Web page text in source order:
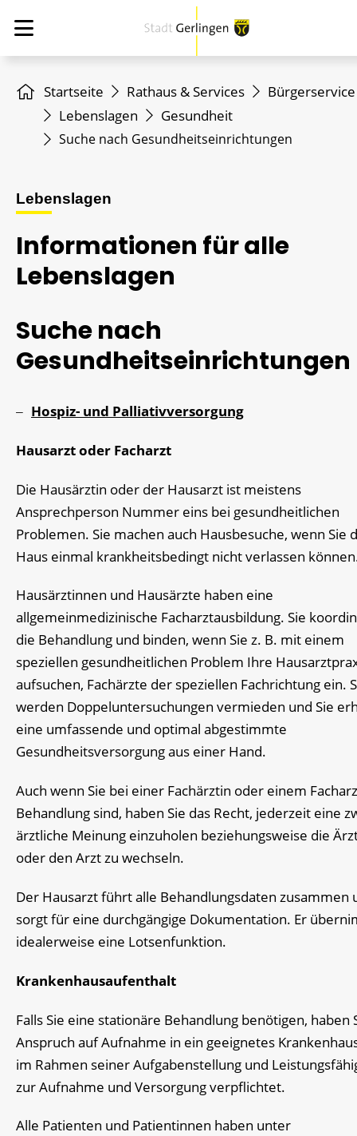
Startseite Rathaus & Services
Bürgerservice
Lebenslagen
Gesundheit
Suche nach Gesundheitseinrichtungen
Lebenslagen
Informationen für alle
Lebenslagen
Suche nach
Gesundheitseinrichtungen
Hospiz- und Palliativversorgung
Hausarzt oder Facharzt
Die Hausärztin oder der Hausarzt ist meistens
Ansprechperson Nummer eins bei gesundheitlichen
Problemen. Sie machen auch Hausbesuche, wenn Sie
Haus einmal krankheitsbedingt nicht verlassen
Hausärztinnen und Hausärzte haben eine
allgemeinmedizinische Facharztausbildung. Sie
die Behandlung und binden, wenn Sie z. B. mit einem
speziellen gesundheitlichen Problem Ihre
aufsuchen, Fachärzte der speziellen Fachrichtung ein.
werden Doppeluntersuchungen vermieden und Sie
eine umfassende und optimal abgestimmte
Gesundheitsversorgung aus einer Hand.
Auch wenn Sie bei einer Fachärztin oder einem
Behandlung sind, haben Sie das Recht, jederzeit eine
ärztliche Meinung einzuholen beziehungsweise die
oder den Arzt zu wechseln.
Der Hausarzt führt alle Behandlungsdaten zusammen
sorgt für eine durchgängige Dokumentation. Er
idealerweise eine Lotsenfunktion.
Krankenhausaufenthalt
Falls Sie eine stationäre Behandlung benötigen, haben
Anspruch auf Aufnahme in ein geeignetes
im Rahmen seiner Aufgabenstellung und
zur Aufnahme und Versorgung verpflichtet.
Alle Patienten und Patientinnen haben unter